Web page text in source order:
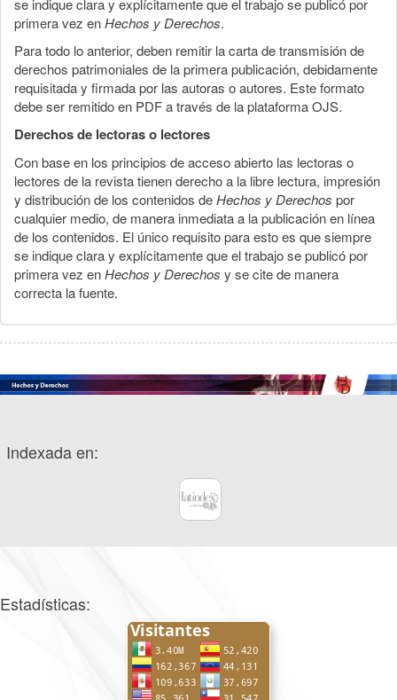
se indique clara y explícitamente que el trabajo se publicó por
primera vez enHechos y Derechos.
Para todo lo anterior, deben remitir la carta de transmisión de
derechos patrimoniales de la primera publicación, debidamente
requisitada y firmada por las autoras o autores. Este formato
debe ser remitido en PDF a través de la plataforma OJS.
Derechos de lectoras o lectores
Con base en los principios de acceso abierto las lectoras o
lectores de la revista tienen derecho a la libre lectura, impresión
y distribución de los contenidos deHechos y Derechos por
cualquier medio, de manera inmediata a la publicación en línea
de los contenidos. El único requisito para esto es que siempre
se indique clara y explícitamente que el trabajo se publicó por
primera vez enHechos y Derechos y se cite de manera
correcta la fuente.
Indexada en:
Estadísticas: